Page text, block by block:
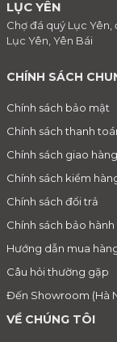
LỤC YÊN
Chợ đá quý Lục Yên,
Lục Yên, Yên Bái
CHÍNH SÁCH
Chính sách bảo mật
Chính sách thanh
Chính sách giao hàng
Chính sách kiểm
Chính sách đổi trả
Chính sách bảo hành
Hướng dẫn mua
Câu hỏi thường gặp
Đến Showroom (Hà
VỀ CHÚNG TÔI